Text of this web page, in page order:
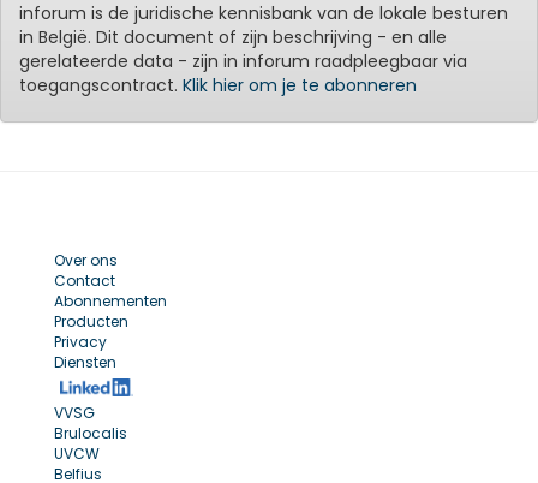
inforum is de juridische kennisbank van de lokale besturen
in België. Dit document of zijn beschrijving - en alle
gerelateerde data - zijn in inforum raadpleegbaar via
toegangscontract. Klik hier om je te abonneren
Over ons
Contact
Abonnementen
Producten
Privacy
Diensten
VVSG
Brulocalis
UVCW
Belfius